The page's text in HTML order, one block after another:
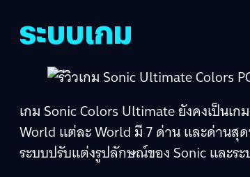
ระบบเกม
เกม Sonic Colors Ultimate ยังคงเป็นเ
World แต่ละ World มี 7 ด่าน และด่านสุ
ระบบปรับแต่งรูปลักษณ์ของ Sonic และร